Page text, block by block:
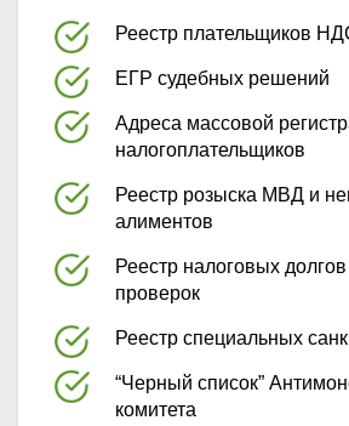
Реестр плательщиков
ЕГР судебных решений
Адреса массовой
налогоплательщиков
Реестр розыска МВД и
алиментов
Реестр налоговых
проверок
Реестр специальных
“Черный список”
комитета